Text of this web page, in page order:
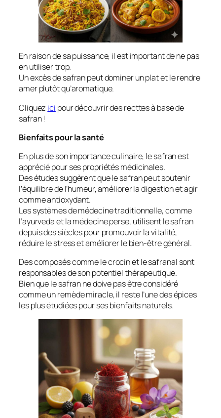
En raison de sa puissance, il est important de ne pas
en utiliser trop.
Un excès de safran peut dominer un plat et le rendre
amer plutôt qu’aromatique.
Cliquez ici pour découvrir des recttes à base de
safran !
Bienfaits pour la santé
En plus de son importance culinaire, le safran est
apprécié pour ses propriétés médicinales.
Des études suggèrent que le safran peut soutenir
l’équilibre de l’humeur, améliorer la digestion et agir
comme antioxydant.
Les systèmes de médecine traditionnelle, comme
l’ayurveda et la médecine perse, utilisent le safran
depuis des siècles pour promouvoir la vitalité,
réduire le stress et améliorer le bien-être général.
Des composés comme le crocin et le safranal sont
responsables de son potentiel thérapeutique.
Bien que le safran ne doive pas être considéré
comme un remède miracle, il reste l’une des épices
les plus étudiées pour ses bienfaits naturels.